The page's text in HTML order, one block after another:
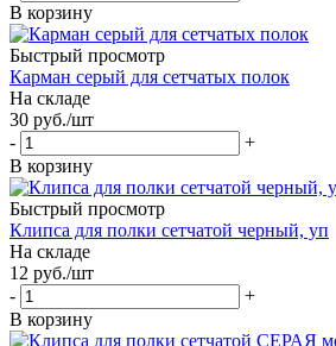
В корзину
Быстрый просмотр
Карман серый для сетчатых полок
На складе
30 руб./шт
-
+
В корзину
Быстрый просмотр
Клипса для полки сетчатой черный, уп
На складе
12 руб./шт
-
+
В корзину